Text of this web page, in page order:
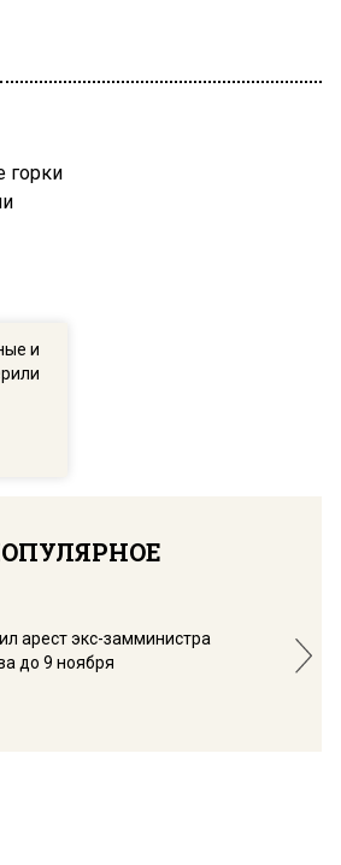
и
арест экс-замминистра
до 9 ноября